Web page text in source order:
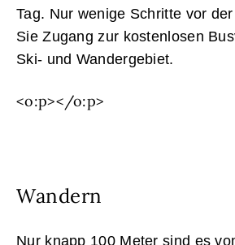
Tag. Nur wenige Schritte vor
Sie Zugang zur kostenlosen
Ski- und Wandergebiet.
<o:p></o:p>
Wandern
Nur knapp 100 Meter sind es